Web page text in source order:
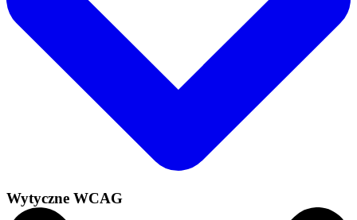
Wytyczne WCAG